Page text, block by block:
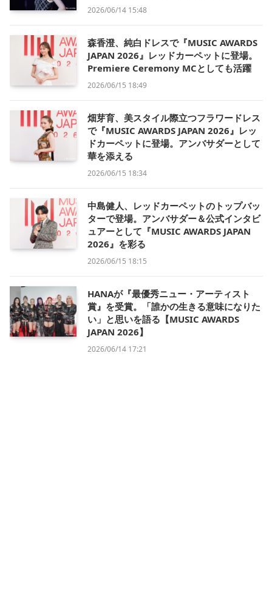
2026/06/14 15:48
森香澄、純白ドレスで『MUSIC AWARDS
JAPAN 2026』レッドカーペットに登場。
Premiere Ceremony MCとしても活躍
2026/06/15 18:49
畑芽育、美スタイル際立つフラワードレス
で『MUSIC AWARDS JAPAN 2026』レッ
ドカーペットに登場。アンバサダーとして
華を添える
2026/06/15 18:34
中島健人、レッドカーペットのトップバッ
ターで登場。アンバサダー＆公式インタビ
ュアーとして『MUSIC AWARDS JAPAN
2026』を彩る
2026/06/15 18:15
HANAが『最優秀ニュー・アーティスト
賞』を受賞。「誰かの生きる意味になりた
い」と思いを語る【MUSIC AWARDS
JAPAN 2026】
2026/06/14 17:21